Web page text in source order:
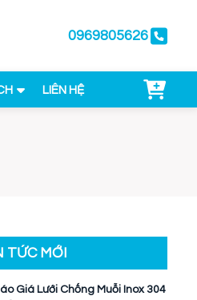
0969805626
LIÊN HỆ
TỨC MỚI
Giá Lưới Chống Muỗi Inox 304